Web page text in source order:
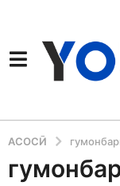
АСОСӢ